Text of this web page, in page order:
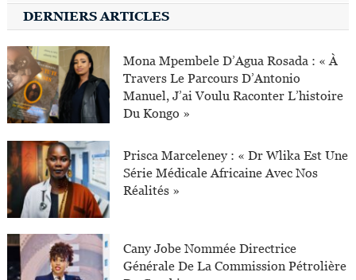
DERNIERS ARTICLES
Mona Mpembele D’Agua Rosada : « À
Travers Le Parcours D’Antonio
Manuel, J’ai Voulu Raconter L’histoire
Du Kongo »
Prisca Marceleney : « Dr Wlika Est Une
Série Médicale Africaine Avec Nos
Réalités »
Cany Jobe Nommée Directrice
Générale De La Commission Pétrolière